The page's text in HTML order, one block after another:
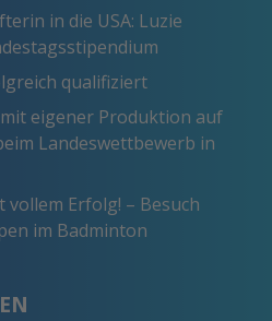
in die USA: Luzie
qualifiziert
eigener Produktion auf
Landeswettbewerb in
Erfolg! – Besuch
im Badminton